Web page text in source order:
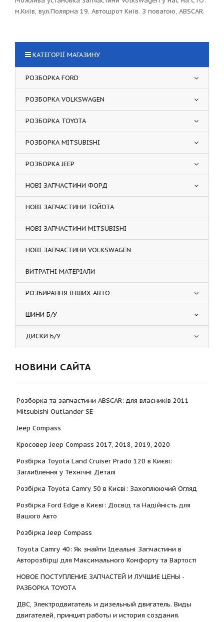
м.Київ, вул.Полярна 19. Автошрот Київ. З повагою, ABSCAR.
КАТЕГОРІЇ МАГАЗИНУ
РОЗБОРКА FORD
РОЗБОРКА VOLKSWAGEN
РОЗБОРКА TOYOTA
РОЗБОРКА MITSUBISHI
РОЗБОРКА JEEP
НОВІ ЗАПЧАСТИНИ ФОРД
НОВІ ЗАПЧАСТИНИ ТОЙОТА
НОВІ ЗАПЧАСТИНИ MITSUBISHI
НОВІ ЗАПЧАСТИНИ VOLKSWAGEN
ВИТРАТНІ МАТЕРІАЛИ
РОЗБИРАННЯ ІНШИХ АВТО
ШИНИ Б/У
ДИСКИ Б/У
НОВИНИ САЙТА
Розборка та запчастини ABSCAR: для власників 2011
Mitsubishi Outlander SE
Jeep Compass
Кросовер Jeep Compass 2017, 2018, 2019, 2020
Розбірка Toyota Land Cruiser Prado 120 в Києві:
Заглиблення у Технічні Деталі
Розбірка Toyota Camry 50 в Києві: Захоплюючий Огляд
Розбірка Ford Edge в Києві: Досвід та Надійність для
Вашого Авто
Розбірка Jeep Compass
Toyota Camry 40: Як знайти Ідеальні Запчастини в
Авторозбірці для Максимального Комфорту та Вартості
НОВОЕ ПОСТУПЛЕНИЕ ЗАПЧАСТЕЙ И ЛУЧШИЕ ЦЕНЫ -
РАЗБОРКА TOYOTА
ДВС, Электродвигатель и дизельный двигатель. Виды
двигателей, принцип работы и история создания.